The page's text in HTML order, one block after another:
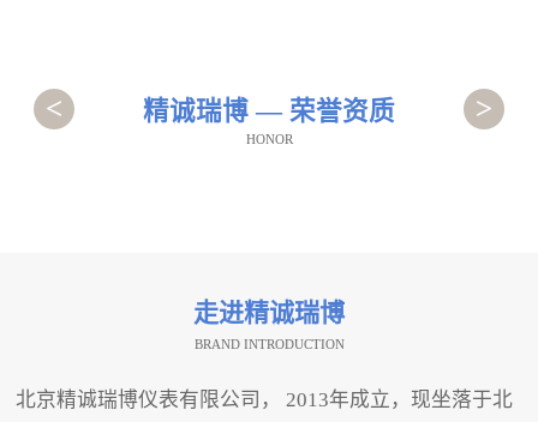
精诚瑞博 — 荣誉资质
HONOR
< >
走进精诚瑞博
BRAND INTRODUCTION
北京精诚瑞博仪表有限公司， 2013年成立，现坐落于北